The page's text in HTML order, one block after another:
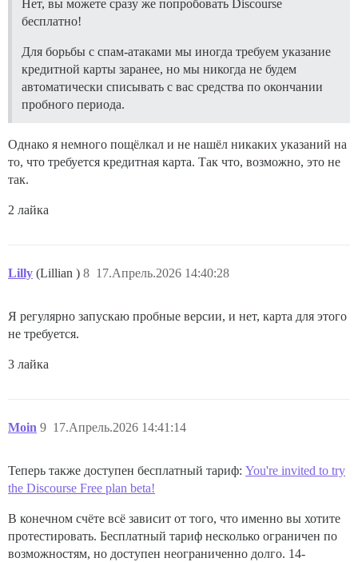
Нет, вы можете сразу же попробовать Discourse
бесплатно!
Для борьбы с спам-атаками мы иногда требуем указание
кредитной карты заранее, но мы никогда не будем
автоматически списывать с вас средства по окончании
пробного периода.
Однако я немного пощёлкал и не нашёл никаких указаний на
то, что требуется кредитная карта. Так что, возможно, это не
так.
2 лайка
Lilly (Lillian ) 17.Апрель.2026 14:40:28
8
Я регулярно запускаю пробные версии, и нет, карта для этого
не требуется.
3 лайка
Moin 17.Апрель.2026 14:41:14
9
Теперь также доступен бесплатный тариф: You're invited to try
the Discourse Free plan beta!
В конечном счёте всё зависит от того, что именно вы хотите
протестировать. Бесплатный тариф несколько ограничен по
возможностям, но доступен неограниченно долго. 14-